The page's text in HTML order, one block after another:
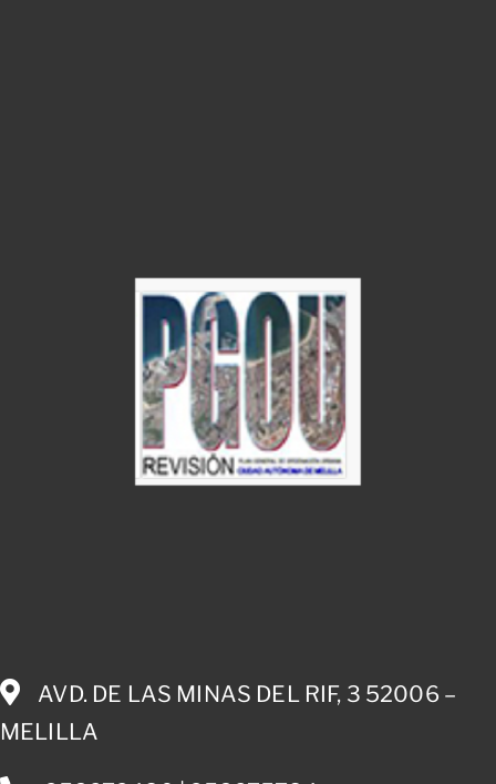
AVD. DE LAS MINAS DEL RIF, 3 52006 –
MELILLA